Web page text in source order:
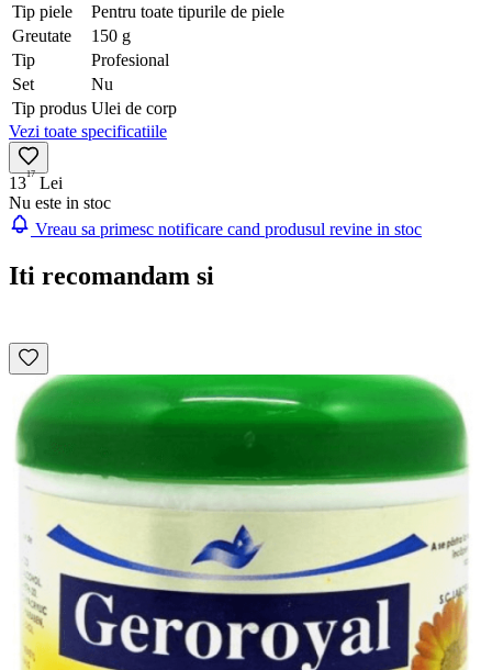
Tip piele
Pentru toate tipurile de piele
Greutate
150 g
Tip
Profesional
Set
Nu
Tip produs Ulei de corp
Vezi toate specificatiile
1317 Lei
Nu este in stoc
Vreau sa primesc notificare cand produsul revine in stoc
Iti recomandam si